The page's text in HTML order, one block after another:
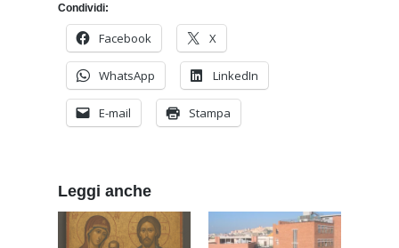
Condividi:
Facebook X
WhatsApp LinkedIn
E-mail Stampa
Leggi anche